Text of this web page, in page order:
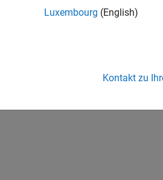
Luxembourg (English)
Kontakt zu